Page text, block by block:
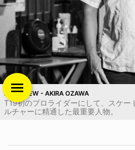
INTERVIEW - AKIRA OZAWA
T19初のプロライダーにして、スケー
ルチャーに精通した最重要人物。